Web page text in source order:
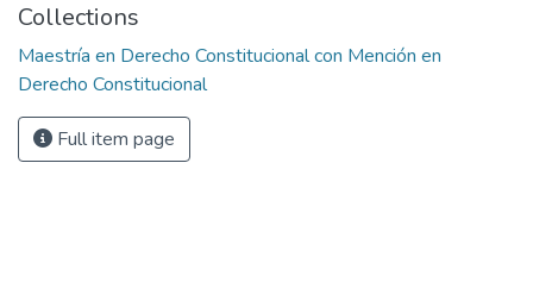
Collections
Maestría en Derecho Constitucional con Mención en
Derecho Constitucional
Full item page